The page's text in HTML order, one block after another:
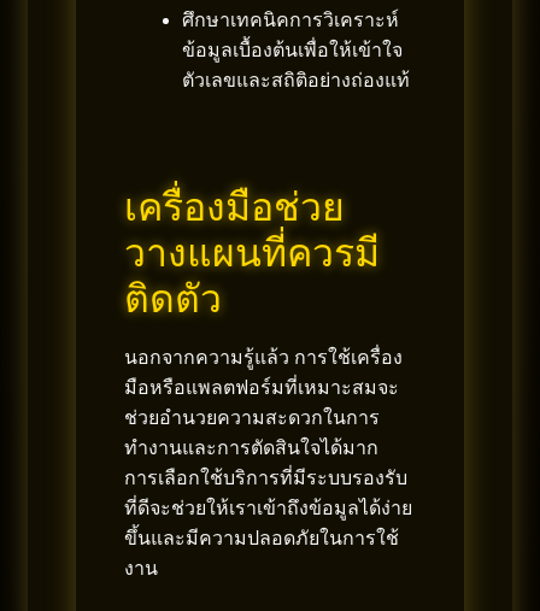
ศึกษาเทคนิคการวิเคราะห์
ข้อมูลเบื้องต้นเพื่อให้เข้าใจ
ตัวเลขและสถิติอย่างถ่องแท้
เครื่องมือช่วย
วางแผนที่ควรมี
ติดตัว
นอกจากความรู้แล้ว การใช้เครื่อง
มือหรือแพลตฟอร์มที่เหมาะสมจะ
ช่วยอำนวยความสะดวกในการ
ทำงานและการตัดสินใจได้มาก
การเลือกใช้บริการที่มีระบบรองรับ
ที่ดีจะช่วยให้เราเข้าถึงข้อมูลได้ง่าย
ขึ้นและมีความปลอดภัยในการใช้
งาน